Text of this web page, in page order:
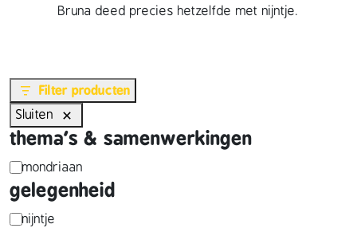
Bruna deed precies hetzelfde met nijntje.
Filter producten
Sluiten
thema's & samenwerkingen
t
h
e
mondriaan
gelegenheid
p nijntje